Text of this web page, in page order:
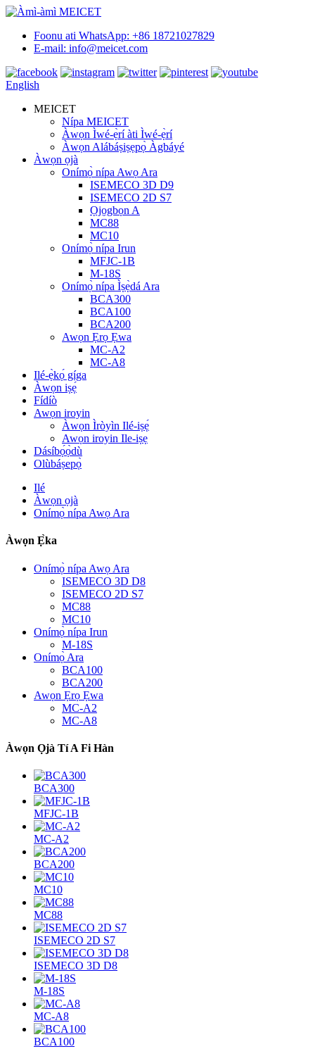
Foonu ati WhatsApp: +86 18721027829
E-mail: info@meicet.com
English
MEICET
Nípa MEICET
Àwọn Ìwé-ẹ̀rí àti Ìwé-ẹ̀rí
Àwọn Alábáṣiṣẹpọ̀ Àgbáyé
Àwọn ọjà
Onímọ̀ nípa Awọ Ara
ISEMECO 3D D9
ISEMECO 2D S7
Ọjọgbọn A
MC88
MC10
Onímọ̀ nípa Irun
MFJC-1B
M-18S
Onímọ̀ nípa Ìṣẹ̀dá Ara
BCA300
BCA100
BCA200
Awọn Ẹrọ Ẹwa
MC-A2
MC-A8
Ilé-ẹ̀kọ́ gíga
Àwọn iṣẹ́
Fídíò
Awọn iroyin
Àwọn Ìròyìn Ilé-iṣẹ́
Awọn iroyin Ile-iṣẹ
Dásíbọ́ọ̀dù
Olùbáṣepọ̀
Ilé
Àwọn ọjà
Onímọ̀ nípa Awọ Ara
Àwọn Ẹ̀ka
Onímọ̀ nípa Awọ Ara
ISEMECO 3D D8
ISEMECO 2D S7
MC88
MC10
Onímọ̀ nípa Irun
M-18S
Onímọ̀ Ara
BCA100
BCA200
Awọn Ẹrọ Ẹwa
MC-A2
MC-A8
Àwọn Ọjà Tí A Fi Hàn
BCA300
MFJC-1B
MC-A2
BCA200
MC10
MC88
ISEMECO 2D S7
ISEMECO 3D D8
M-18S
MC-A8
BCA100